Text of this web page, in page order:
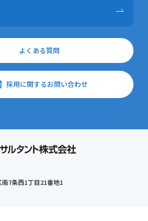
よくある質問
採用に関するお問い合わせ
7条西1丁目21番地1